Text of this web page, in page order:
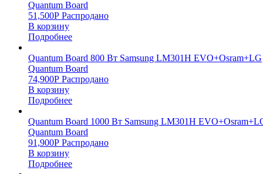
Quantum Board
51,500Р Распродано
В корзину
Подробнее
Quantum Board 800 Вт Samsung LM301H EVO+Osram+LG
Quantum Board
74,900Р Распродано
В корзину
Подробнее
Quantum Board 1000 Вт Samsung LM301H
Quantum Board
91,900Р Распродано
В корзину
Подробнее